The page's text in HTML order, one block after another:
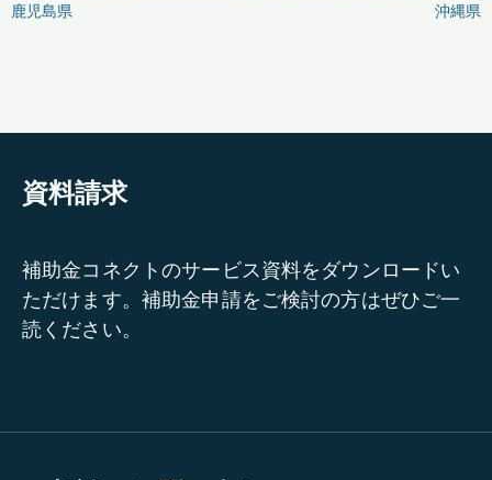
鹿児島県
沖縄県
資料請求
補助金コネクトのサービス資料をダウンロードい
ただけます。補助金申請をご検討の方はぜひご一
読ください。